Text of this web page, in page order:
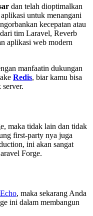
dan telah dioptimalkan
untuk menangani
kecepatan atau
tim Laravel, Reverb
aplikasi web modern
manfaatin dukungan
Redis, biar kamu bisa
maka tidak lain dan tidak
first-party nya juga
ini akan sangat
Forge.
, maka sekarang Anda
ini dalam membangun